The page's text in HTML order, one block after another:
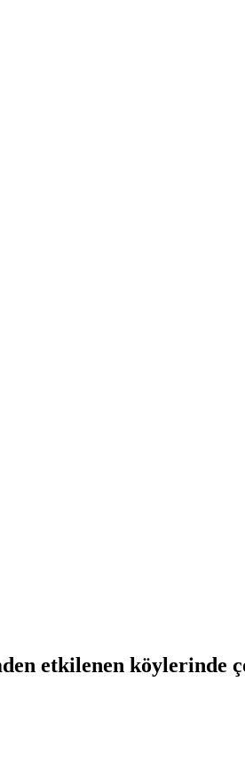
etkilenen köylerinde